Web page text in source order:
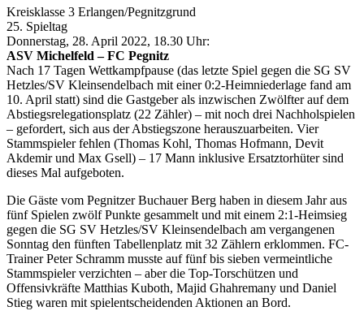
Kreisklasse 3 Erlangen/Pegnitzgrund
25. Spieltag
Donnerstag, 28. April 2022, 18.30 Uhr:
ASV Michelfeld – FC Pegnitz
Nach 17 Tagen Wettkampfpause (das letzte Spiel gegen die SG SV
Hetzles/SV Kleinsendelbach mit einer 0:2-Heimniederlage fand am
10. April statt) sind die Gastgeber als inzwischen Zwölfter auf dem
Abstiegsrelegationsplatz (22 Zähler) – mit noch drei Nachholspielen
– gefordert, sich aus der Abstiegszone herauszuarbeiten. Vier
Stammspieler fehlen (Thomas Kohl, Thomas Hofmann, Devit
Akdemir und Max Gsell) – 17 Mann inklusive Ersatztorhüter sind
dieses Mal aufgeboten.
Die Gäste vom Pegnitzer Buchauer Berg haben in diesem Jahr aus
fünf Spielen zwölf Punkte gesammelt und mit einem 2:1-Heimsieg
gegen die SG SV Hetzles/SV Kleinsendelbach am vergangenen
Sonntag den fünften Tabellenplatz mit 32 Zählern erklommen. FC-
Trainer Peter Schramm musste auf fünf bis sieben vermeintliche
Stammspieler verzichten – aber die Top-Torschützen und
Offensivkräfte Matthias Kuboth, Majid Ghahremany und Daniel
Stieg waren mit spielentscheidenden Aktionen an Bord.